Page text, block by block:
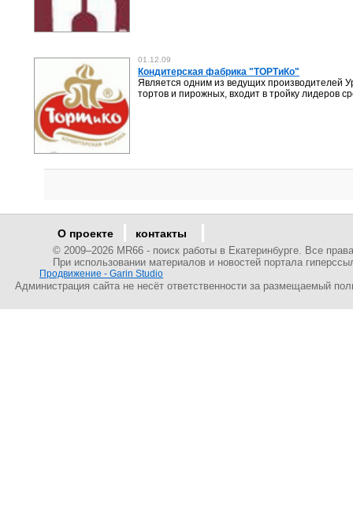
01.12.09
Кондитерская фабрика "ТОРТиКо"
Является одним из ведущих производителей
тортов и пирожных, входит в тройку лидеров
О проекте контакты
© 2009–2026 MR66 - поиск работы в Екатеринбурге. Все
При использовании материалов и новостей портала
Продвижение - Garin Studio
Администрация сайта не несёт ответственности за размещаемый